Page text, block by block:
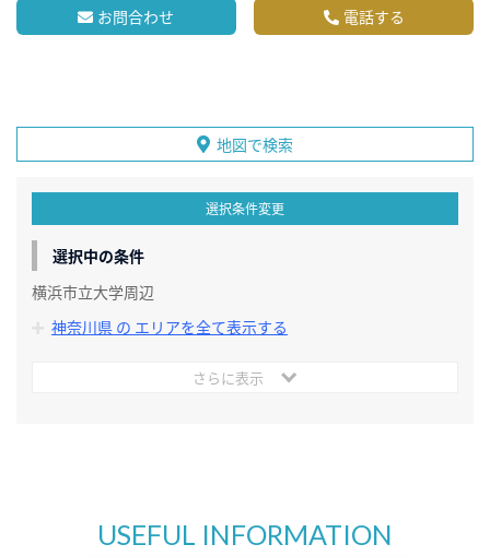
お問合わせ 電話する
地図で検索
選択条件変更
選択中の条件
横浜市立大学周辺
神奈川県 の エリアを全て表示する
さらに表示
USEFUL INFORMATION